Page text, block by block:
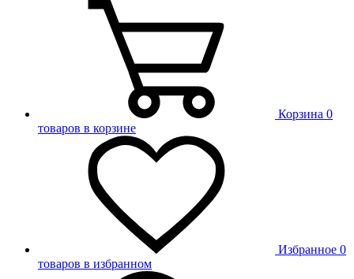
Корзина 0
товаров в корзине
Избранное 0
товаров в избранном